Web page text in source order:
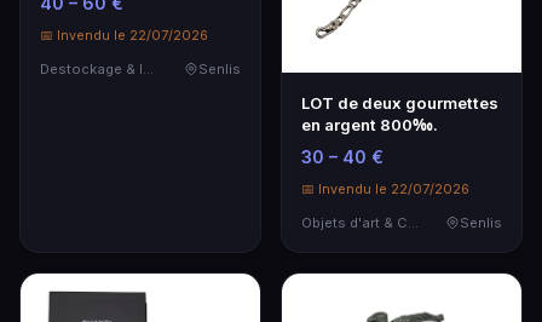
📅 Invendu le 22/07/2026
Destockage & Invendus
Senlis
LOT de deux gourmettes
en argent 800‰.
30 – 40 €
📅 Invendu le 22/07/2026
Objets d'art & Curiosités
Senlis